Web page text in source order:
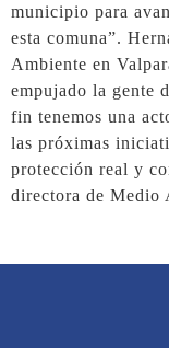
municipio para
esta comuna”.
Ambiente en
empujado la gente
fin tenemos una
las próximas
protección real y
directora de Medio